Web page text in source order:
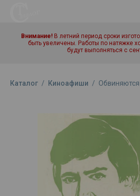
Внимание! В летний период сроки
быть увеличены. Работы по натяжке
будут выполняться с
Каталог / Киноафиши / Обвиняются